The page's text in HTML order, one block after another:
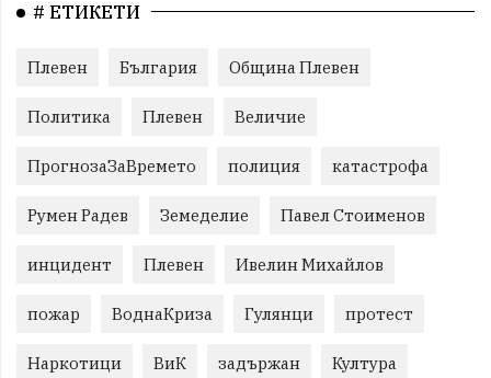
# ЕТИКЕТИ
Плевен България Община Плевен
Политика Плевен Величие
ПрогнозаЗаВремето полиция катастрофа
Румен Радев Земеделие Павел Стоименов
инцидент Плевен Ивелин Михайлов
пожар ВоднаКриза Гулянци протест
Наркотици ВиК задържан Култура